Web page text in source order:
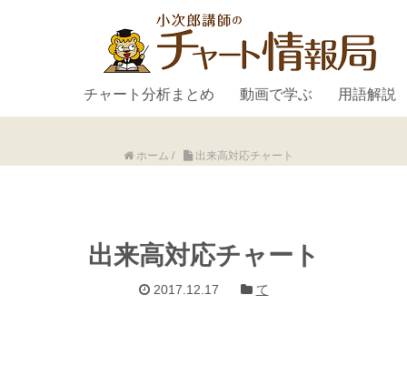
チャート分析まとめ 動画で学ぶ 用語解説
ホーム / 出来高対応チャート
出来高対応チャート
2017.12.17 て